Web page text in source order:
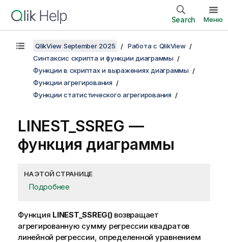
Search Меню
QlikView September 2025
Работа с QlikView
Синтаксис скрипта и функции диаграммы
Функции в скриптах и выражениях диаграммы
Функции агрегирования
Функции статистического агрегирования
LINEST_SSREG —
функция диаграммы
НА ЭТОЙ СТРАНИЦЕ
Подробнее
Функция LINEST_SSREG()возвращает
агрегированную сумму регрессии квадратов
линейной регрессии, определенной уравнением